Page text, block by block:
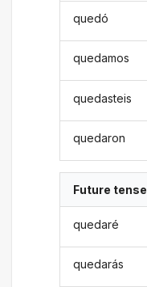
quedó
quedamos
quedasteis
quedaron
Future tense
quedaré
quedarás